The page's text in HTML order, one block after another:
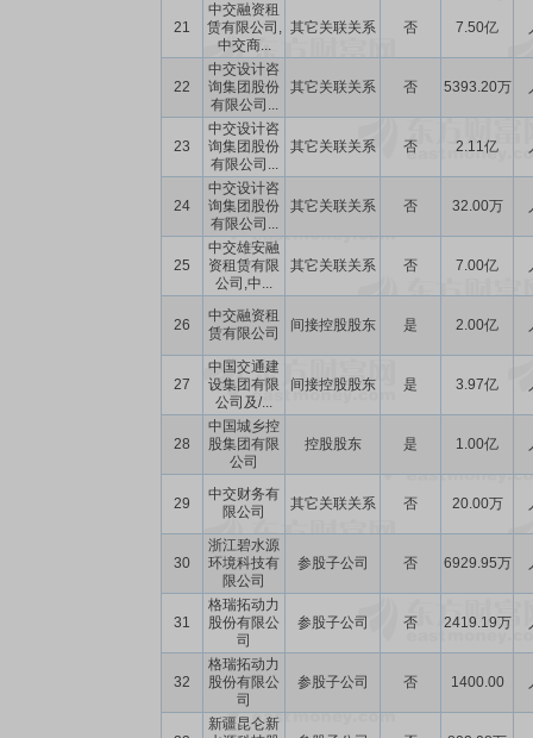
21
中交融资租
赁有限公司,
中交商...
其它关联关系 否 7.50亿
22
中交设计咨
询集团股份
有限公司...
其它关联关系 否 5393.20万
23
中交设计咨
询集团股份
有限公司...
其它关联关系 否 2.11亿
24
中交设计咨
询集团股份
有限公司...
其它关联关系 否 32.00万
25
中交雄安融
资租赁有限
公司,中...
其它关联关系 否 7.00亿
26
中交融资租
赁有限公司
间接控股股东 是 2.00亿
27
中国交通建
设集团有限
公司及/...
间接控股股东 是 3.97亿
28
中国城乡控
股集团有限
公司
控股股东 是 1.00亿
29
中交财务有
限公司
其它关联关系 否 20.00万
30
浙江碧水源
环境科技有
限公司
参股子公司 否 6929.95万
31
格瑞拓动力
股份有限公
司
参股子公司 否 2419.19万
32
格瑞拓动力
股份有限公
司
参股子公司 否 1400.00
新疆昆仑新